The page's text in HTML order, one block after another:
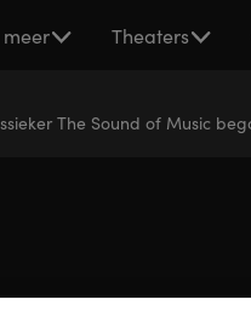
meer Theaters
The Sound of Music